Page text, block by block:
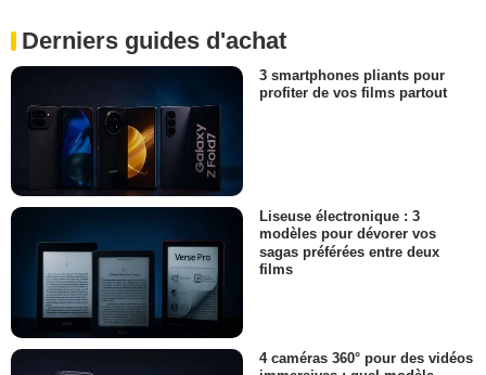
Derniers guides d'achat
3 smartphones pliants pour
profiter de vos films partout
Liseuse électronique : 3
modèles pour dévorer vos
sagas préférées entre deux
films
4 caméras 360° pour des vidéos